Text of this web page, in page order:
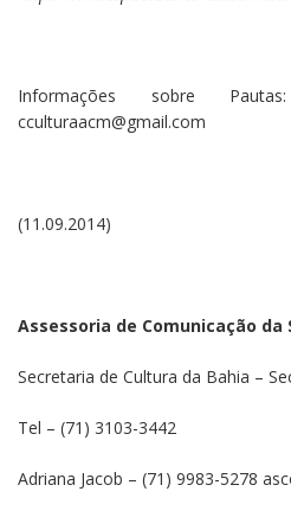
Informações sobre
cculturaacm@gmail.com
(11.09.2014)
Assessoria de Comunicação da
Secretaria de Cultura da Bahia –
Tel – (71) 3103-3442
Adriana Jacob – (71) 9983-5278